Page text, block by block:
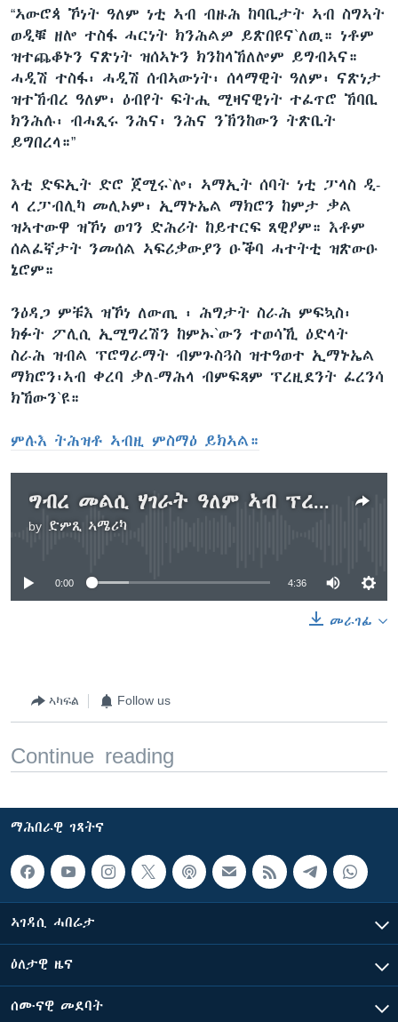
“ኣውሮጳ ኾነት ዓለም ነቲ ኣብ ብዙሕ ከባቢታት ኣብ ስግኣት
ወዲቑ ዘሎ ተስፋ ሓርነት ክንሕልዎ ይጽበዩና`ለዉ። ነቶም
ዝተጨቆኑን ናጽነት ዝሰኣኑን ክንከላኸለሎም ይግብኣና።
ሓዲሽ ተስፋ፡ ሓዲሽ ሰብኣውነት፡ ሰላማዊት ዓለም፡ ናጽነታ
ዝተኸብረ ዓለም፡ ዕብየት ፍትሒ ሚዛናዊነት ተፈጥሮ ኸባቢ
ክንሕሉ፡ ብሓጺሩ ንሕና፡ ንሕና ንኽንከውን ትጽቢት
ይግበረላ።”
እቲ ድፍኢት ድሮ ጀሚሩ`ሎ፡ ኣማኢት ሰባት ነቲ ፓላስ ዲ-
ላ ረፓብሊካ መሊኦም፡ ኢማኑኤል ማክሮን ከምታ ቃል
ዝኣተውዋ ዝኾነ ወገን ድሕሪት ከይተርፍ ጸዊዖም። እቶም
ሰልፈኛታት ንመሰል ኣፍሪቃውያን ዑቕባ ሓተትቲ ዝጽውዑ
ኔሮም።
ንዕዳጋ ምቹእ ዝኾነ ለውጢ ፡ ሕግታት ስራሕ ምፍኳስ፡
ክፉት ፖሊሲ ኢሚግረሽን ከምኡ`ውን ተወሳኺ ዕድላት
ስራሕ ዝብል ፕሮግራማት ብምጉስጓስ ዝተዓወተ ኢማኑኤል
ማክሮን፡ኣብ ቀረባ ቃለ-ማሕላ ብምፍጻም ፕረዚደንት ፈረንሳ
ክኸውን`ዩ።
ምሉእ ትሕዝቶ ኣብዚ ምስማዕ ይክኣል።
ግብረ መልሲ ሃገራት ዓለም ኣብ ፕረዝደንታዊ ምርጫ ፈረንሳ
by ድምጺ ኣሜሪካ
No media source currently available
0:00 4:36
መራገፊ
ኣካፍል Follow us
Continue reading
ማሕበራዊ ገጻትና
ኣገዳሲ ሓበሬታ
ዕለታዊ ዜና
ሰሙናዊ መደባት